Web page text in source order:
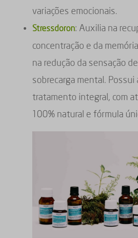
variações emocionais.
Stressdoron: Auxilia na
concentração e da
na redução da sensação
sobrecarga mental. Possui
tratamento integral, com
100% natural e fórmula